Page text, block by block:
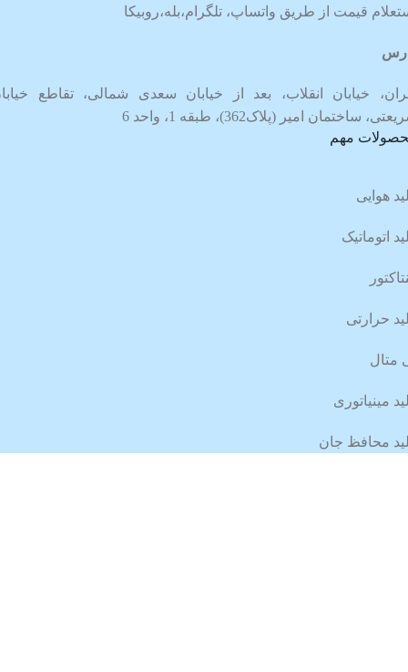
قیمت از طریق واتساپ، تلگرام،بله،روبیکا
خیابان انقلاب، بعد از خیابان سعدی شمالی، تقاطع
ساختمان امیر (پلاک362)، طبقه 1، واحد 6
مهم
هوایی
اتوماتیک
حرارتی
متال
مینیاتوری
محافظ جان